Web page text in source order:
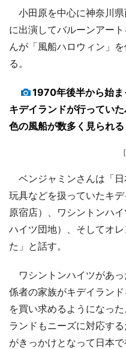
小田原を中心に神奈川県
に出演してバルーンアー
んが「風船ハロウィン」
る。
1970年後半から始ま
キデイランドが行ってい
色の風船が数多く見られる
ベンジャミンさんは「日
玩具などを扱っていたキ
原宿店）、ワシントンハ
ハイツ団地）、そしてオ
た」と話す。
ワシントンハイツがあ
係者の家族がキデイラン
を買い求めるようになっ
ランドもニーズに対応す
がきっかけとなって日本